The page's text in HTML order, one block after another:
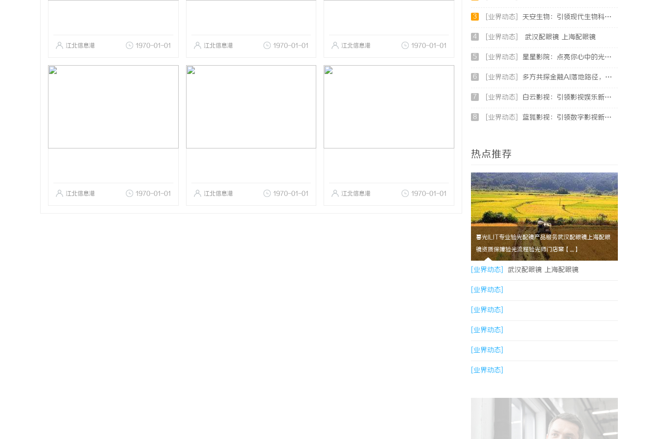
江北信息港 1970-01-01 江北信息港 1970-01-01 江北信息港 1970-01-01
江北信息港 1970-01-01 江北信息港 1970-01-01 江北信息港 1970-01-01
3 [业界动态] 天安生物：引领现代生物科技创新发展的先锋企业
4 [业界动态] 武汉配眼镜 上海配眼镜
5 [业界动态] 星星影院：点亮你心中的光影世界，畅享极致观影体验
6 [业界动态] 多方共探金融AI落地路径，天创信用星图AI助力产业金融智能升级
7 [业界动态] 白云影视：引领影视娱乐新时代的先锋力量
8 [业界动态] 蓝狐影视：引领数字影视新时代的创新力量
热点推荐
暮光ILIT专业验光配镜产品服务武汉配眼镜上海配眼
镜资质保障验光流程验光师门店案【....】
[业界动态] 武汉配眼镜 上海配眼镜
[业界动态]
[业界动态]
[业界动态]
[业界动态]
[业界动态]